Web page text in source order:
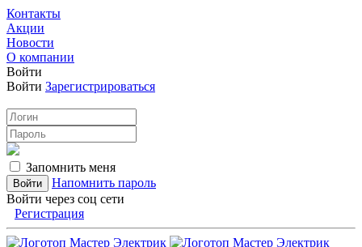
Контакты
Акции
Новости
О компании
Войти
Войти Зарегистрироваться
Запомнить меня
Напомнить пароль
Войти через соц сети
Регистрация